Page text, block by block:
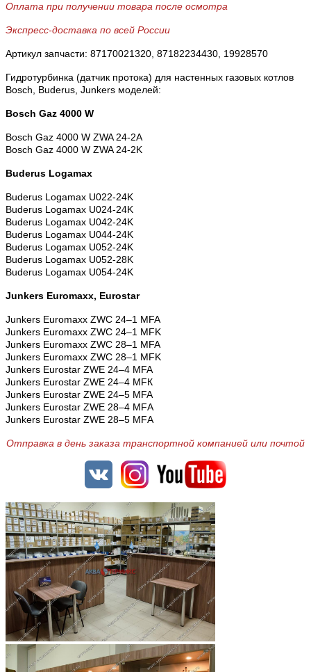
Оплата при получении товара после осмотра
Экспресс-доставка по всей России
Артикул запчасти: 87170021320, 87182234430, 19928570
Гидротурбинка (датчик протока) для настенных газовых котлов
Bosch, Buderus, Junkers моделей:
Bosch Gaz 4000 W
Bosch Gaz 4000 W ZWA 24-2A
Bosch Gaz 4000 W ZWA 24-2K
Buderus Logamax
Buderus Logamax U022-24K
Buderus Logamax U024-24K
Buderus Logamax U042-24K
Buderus Logamax U044-24K
Buderus Logamax U052-24K
Buderus Logamax U052-28K
Buderus Logamax U054-24K
Junkers Euromaxx, Eurostar
Junkers Euromaxx ZWC 24–1 MFA
Junkers Euromaxx ZWC 24–1 MFK
Junkers Euromaxx ZWC 28–1 MFA
Junkers Euromaxx ZWC 28–1 MFK
Junkers Eurostar ZWE 24–4 MFA
Junkers Eurostar ZWE 24–4 MFК
Junkers Eurostar ZWE 24–5 MFA
Junkers Eurostar ZWE 28–4 MFА
Junkers Eurostar ZWE 28–5 MFА
Отправка в день заказа транспортной компанией или почтой